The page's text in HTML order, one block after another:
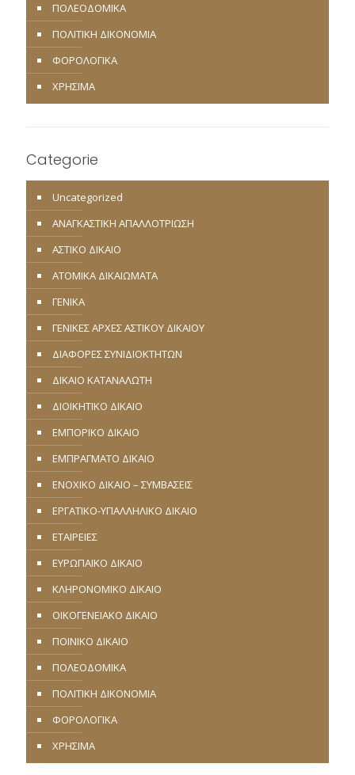
ΠΟΛΕΟΔΟΜΙΚΑ
ΠΟΛΙΤΙΚΗ ΔΙΚΟΝΟΜΙΑ
ΦΟΡΟΛΟΓΙΚΑ
ΧΡΗΣΙΜΑ
Categorie
Uncategorized
ΑΝΑΓΚΑΣΤΙΚΗ ΑΠΑΛΛΟΤΡΙΩΣΗ
ΑΣΤΙΚΟ ΔΙΚΑΙΟ
ΑΤΟΜΙΚΑ ΔΙΚΑΙΩΜΑΤΑ
ΓΕΝΙΚΑ
ΓΕΝΙΚΕΣ ΑΡΧΕΣ ΑΣΤΙΚΟΥ ΔΙΚΑΙΟΥ
ΔΙΑΦΟΡΕΣ ΣΥΝΙΔΙΟΚΤΗΤΩΝ
ΔΙΚΑΙΟ ΚΑΤΑΝΑΛΩΤΗ
ΔΙΟΙΚΗΤΙΚΟ ΔΙΚΑΙΟ
ΕΜΠΟΡΙΚΟ ΔΙΚΑΙΟ
ΕΜΠΡΑΓΜΑΤΟ ΔΙΚΑΙΟ
ΕΝΟΧΙΚΟ ΔΙΚΑΙΟ – ΣΥΜΒΑΣΕΙΣ
ΕΡΓΑΤΙΚΟ-ΥΠΑΛΛΗΛΙΚΟ ΔΙΚΑΙΟ
ΕΤΑΙΡΕΙΕΣ
ΕΥΡΩΠΑΪΚΟ ΔΙΚΑΙΟ
ΚΛΗΡΟΝΟΜΙΚΟ ΔΙΚΑΙΟ
ΟΙΚΟΓΕΝΕΙΑΚΟ ΔΙΚΑΙΟ
ΠΟΙΝΙΚΟ ΔΙΚΑΙΟ
ΠΟΛΕΟΔΟΜΙΚΑ
ΠΟΛΙΤΙΚΗ ΔΙΚΟΝΟΜΙΑ
ΦΟΡΟΛΟΓΙΚΑ
ΧΡΗΣΙΜΑ